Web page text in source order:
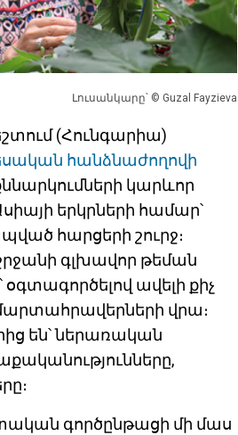
Լուսանկարը՝ © Guzal Fayzieva
(Հունգարիա)
հանձնաժողովի
կարևոր
երկրների համար՝
հարցերի շուրջ։
գլխավոր թեման
ավելի քիչ
վրա։
են՝ ներառական
գործընթացի մի մաս